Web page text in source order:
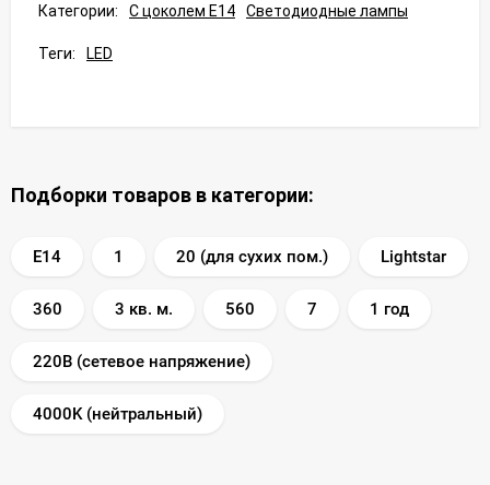
Категории: С цоколем E14 Светодиодные лампы
Теги: LED
Подборки товаров в категории:
E14 1 20 (для сухих пом.) Lightstar
360 3 кв. м. 560 7 1 год
220В (сетевое напряжение)
4000K (нейтральный)